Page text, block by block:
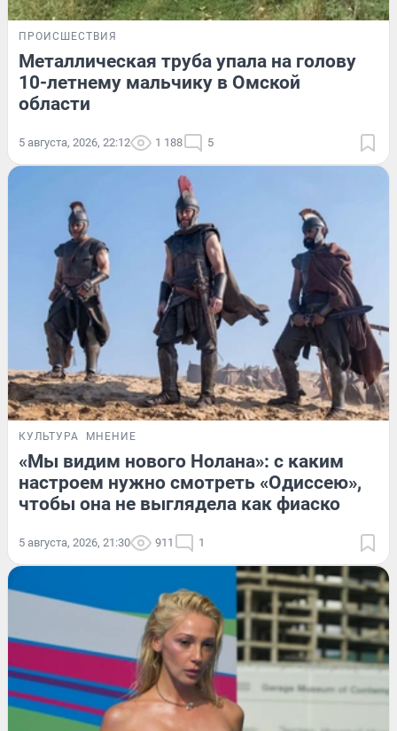
ПРОИСШЕСТВИЯ
Металлическая труба упала на голову
10-летнему мальчику в Омской
области
5 августа, 2026, 22:12 1 188 5
КУЛЬТУРА МНЕНИЕ
«Мы видим нового Нолана»: с каким
настроем нужно смотреть «Одиссею»,
чтобы она не выглядела как фиаско
5 августа, 2026, 21:30 911 1